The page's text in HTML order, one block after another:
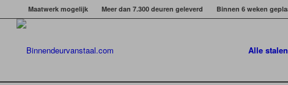
Maatwerk mogelijk Meer dan 7.300 deuren geleverd Binnen 6 weken
Alle